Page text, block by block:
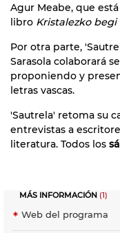
Agur Meabe, que
libro Kristalezko begi
Por otra parte,
Sarasola colaborará
proponiendo y
letras vascas.
'Sautrela' retoma su
entrevistas a
literatura. Todos los
MÁS INFORMACIÓN (1)
Web del programa